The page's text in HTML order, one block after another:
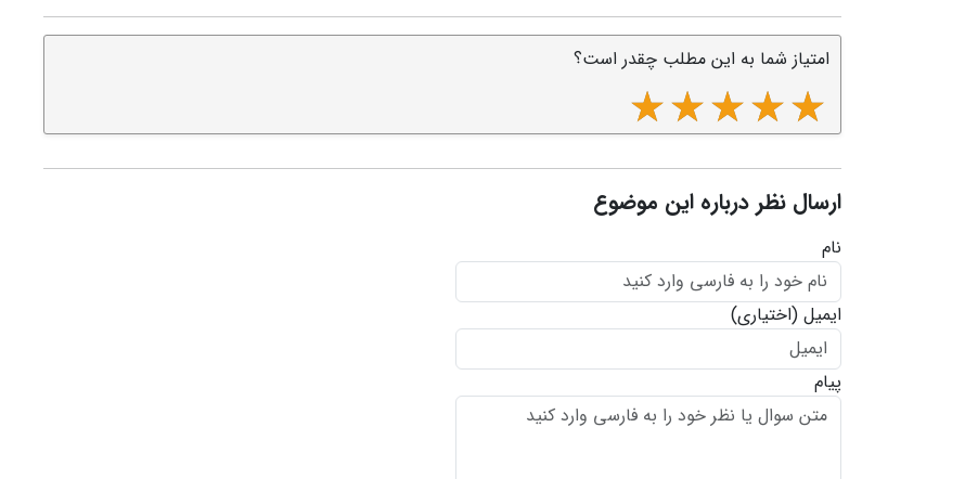
امتیاز شما به این مطلب چقدر است؟
ارسال نظر درباره این موضوع
نام
ایمیل (اختیاری)
پیام